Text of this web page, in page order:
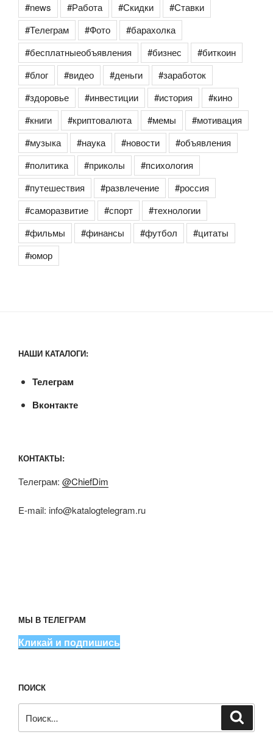
#news
#Работа #Скидки
#Ставки
#Телеграм
#Фото
#барахолка
#бесплатныеобъявления
#бизнес
#биткоин
#блог
#видео #деньги
#заработок
#здоровье
#инвестиции #история
#кино
#книги
#криптовалюта #мемы
#мотивация
#музыка
#наука #новости
#объявления
#политика
#приколы
#психология
#путешествия
#развлечение
#россия
#саморазвитие
#спорт
#технологии
#фильмы
#финансы #футбол
#цитаты
#юмор
НАШИ КАТАЛОГИ:
Телеграм
Вконтакте
КОНТАКТЫ:
Телеграм: @ChiefDim
E-mail: info@katalogtelegram.ru
МЫ В ТЕЛЕГРАМ
Кликай и подпишись
ПОИСК